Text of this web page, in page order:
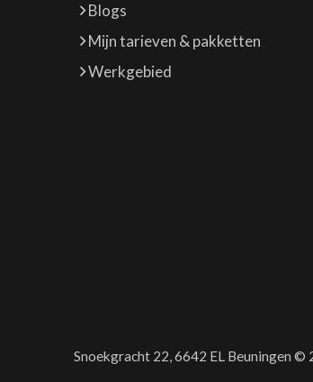
Blogs
Mijn tarieven & pakketten
Werkgebied
Snoekgracht 22, 6642 EL Beuningen ©